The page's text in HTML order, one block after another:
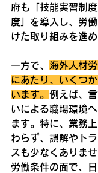
府も「技能実習制
度」を導入し、労
けた取り組みを進め
一方で、 海外人材
にあたり、いくつ
います。 例えば、
いによる職場環境
ます。特に、業務
わらず、誤解やト
スも少なくありま
労働条件の面で、